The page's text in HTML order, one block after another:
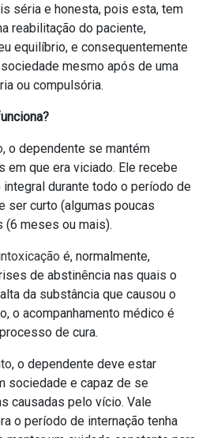
séria e honesta, pois esta, tem
reabilitação do paciente,
equilíbrio, e consequentemente
mesmo após de uma
ou compulsória.
, o dependente se mantém
em que era viciado. Ele recebe
durante todo o período de
ser curto (algumas poucas
(6 meses ou mais).
é, normalmente,
de abstinência nas quais o
da substância que causou o
o acompanhamento médico é
de cura.
, o dependente deve estar
sociedade e capaz de se
causadas pelo vício. Vale
o período de internação tenha